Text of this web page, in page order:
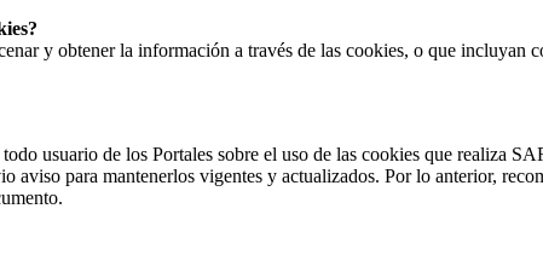
y obtener la información a través de las cookies, o que
usuario de los Portales sobre el uso de las cookies que realiza
para mantenerlos vigentes y actualizados. Por lo anterior,